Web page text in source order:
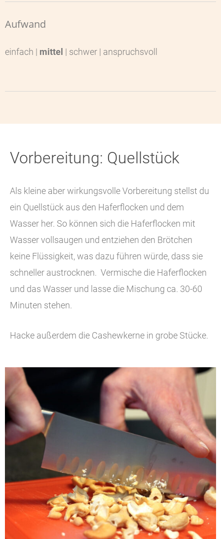
Aufwand
einfach | mittel | schwer | anspruchsvoll
Vorbereitung: Quellstück
Als kleine aber wirkungsvolle Vorbereitung stellst du
ein Quellstück aus den Haferflocken und dem
Wasser her. So können sich die Haferflocken mit
Wasser vollsaugen und entziehen den Brötchen
keine Flüssigkeit, was dazu führen würde, dass sie
schneller austrocknen. Vermische die Haferflocken
und das Wasser und lasse die Mischung ca. 30-60
Minuten stehen.
Hacke außerdem die Cashewkerne in grobe Stücke.